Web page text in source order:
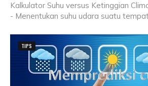
Kalkulator Suhu versus Ketinggian
- Menentukan suhu udara suatu
TIPS